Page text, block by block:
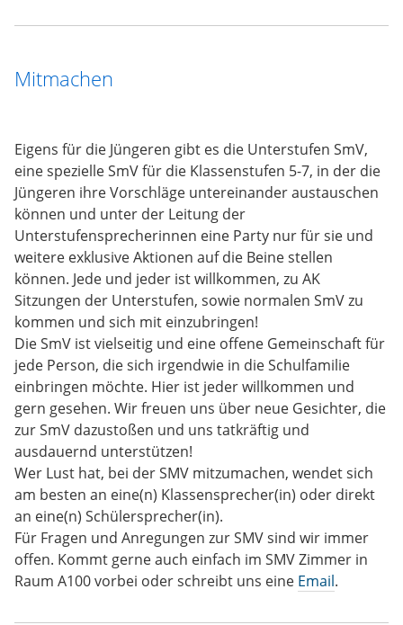
Mitmachen
Eigens für die Jüngeren gibt es die Unterstufen SmV,
eine spezielle SmV für die Klassenstufen 5-7, in der die
Jüngeren ihre Vorschläge untereinander austauschen
können und unter der Leitung der
Unterstufensprecherinnen eine Party nur für sie und
weitere exklusive Aktionen auf die Beine stellen
können. Jede und jeder ist willkommen, zu AK
Sitzungen der Unterstufen, sowie normalen SmV zu
kommen und sich mit einzubringen!
Die SmV ist vielseitig und eine offene Gemeinschaft für
jede Person, die sich irgendwie in die Schulfamilie
einbringen möchte. Hier ist jeder willkommen und
gern gesehen. Wir freuen uns über neue Gesichter, die
zur SmV dazustoßen und uns tatkräftig und
ausdauernd unterstützen!
Wer Lust hat, bei der SMV mitzumachen, wendet sich
am besten an eine(n) Klassensprecher(in) oder direkt
an eine(n) Schülersprecher(in).
Für Fragen und Anregungen zur SMV sind wir immer
offen. Kommt gerne auch einfach im SMV Zimmer in
Raum A100 vorbei oder schreibt uns eine Email.